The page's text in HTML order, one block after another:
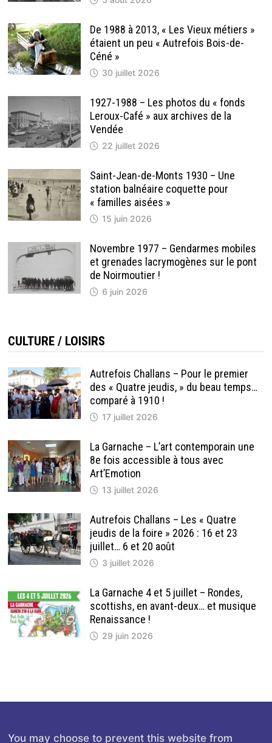
De 1988 à 2013, « Les Vieux métiers »
étaient un peu « Autrefois Bois-de-
Céné »
30 juillet 2026
1927-1988 – Les photos du « fonds
Leroux-Café » aux archives de la
Vendée
22 juillet 2026
Saint-Jean-de-Monts 1930 – Une
station balnéaire coquette pour
« familles aisées »
15 juin 2026
Novembre 1977 – Gendarmes mobiles
et grenades lacrymogènes sur le pont
de Noirmoutier !
6 juin 2026
CULTURE / LOISIRS
Autrefois Challans – Pour le premier
des « Quatre jeudis, » du beau temps…
comparé à 1910 !
17 juillet 2026
La Garnache – L’art contemporain une
8e fois accessible à tous avec
Art’Emotion
13 juillet 2026
Autrefois Challans – Les « Quatre
jeudis de la foire » 2026 : 16 et 23
juillet… 6 et 20 août
3 juillet 2026
La Garnache 4 et 5 juillet – Rondes,
scottishs, en avant-deux… et musique
Renaissance !
29 juin 2026
You may choose to prevent this website from